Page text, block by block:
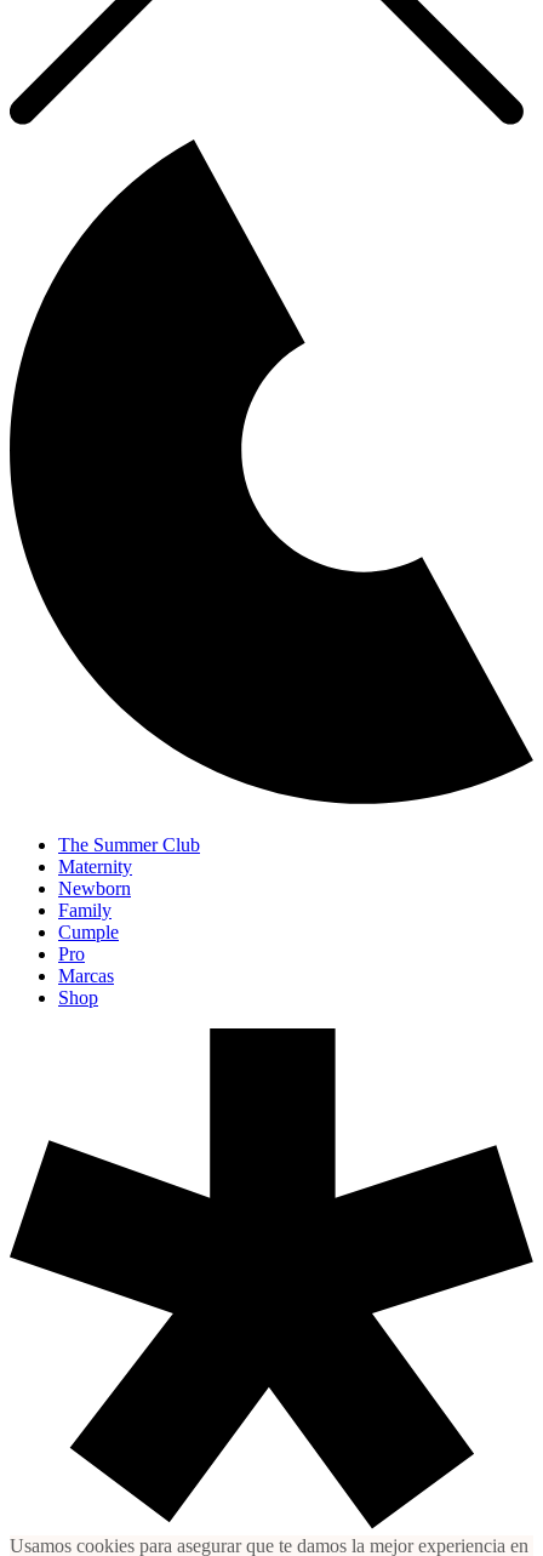
The Summer Club
Maternity
Newborn
Family
Cumple
Pro
Marcas
Shop
Usamos cookies para asegurar que te damos la mejor experiencia en